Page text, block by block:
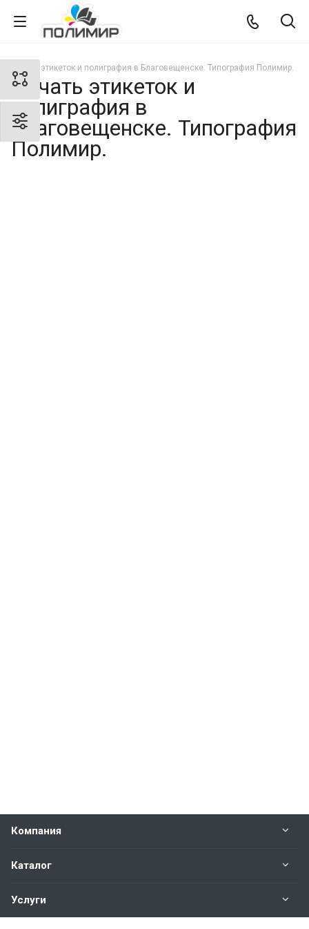
Печать этикеток и полиграфия в Благовещенске. Типография Полимир.
Печать этикеток и
полиграфия в
Благовещенске. Типография
Полимир.
Компания
Каталог
Услуги